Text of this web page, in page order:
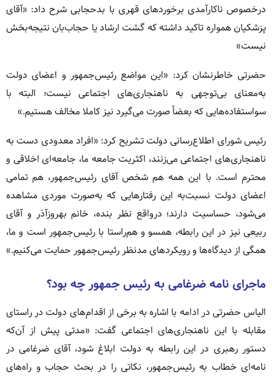
درخصوص ناکارآمدی برخوردهای قهری با بدحجابی شرح داد: «آقای
پزشکیان همواره تاکید داشته که گشت ارشاد یا حجاب‌بان نتیجه‌بخش
نیست»
حضرتی خاطرنشان کرد: «این مواضع رئیس‌جمهور و اعضای دولت
به‌معنای بی‌توجهی به ناهنجاری‌های اجتماعی نیست؛ البته با
سواستفاده‌هایی که بعضاً صورت می‌گیرد نیز کاملا مخالف هستیم.»
رئیس شورای اطلاع‌رسانی دولت تشریح کرد: «افراد معدودی دست به
ناهنجاری‌های اجتماعی می‌زنند، اکثریت جامعه ما، جامعه‌ای اخلاقی و
محترم است. با این همه هم شخص آقای رئیس‌جمهور، هم تمامی
اعضای دولت نسبت‌به این رفتارهایی که به‌صورت موردی مشاهده
می‌شود، حساسیت دارند؛ درواقع نظر بنده، خانم بهروزآذر و آقای
ربیعی نیز در این رابطه، همسو و هم‌راستا با رئیس‌جمهور است و ما،
همگی از دیدگاه‌ها و رویکردهای مدنظر رئیس‌جمهور حمایت می‌کنیم.»
ماجرای نامه ضرغامی به رئیس جمهور چه بود؟
الیاس حضرتی در ادامه با اشاره به برخی از اقدام‌های دولت در راستای
مقابله با این ناهنجاری‌های اجتماعی گفت: «مدتی پیش از آن‌که
دستور رهبری در این رابطه به دولت ابلاغ شود، آقای ضرغامی در
نامه‌ای خطاب به رئیس‌جمهور، نکاتی را در بحث حجاب و راه‌های